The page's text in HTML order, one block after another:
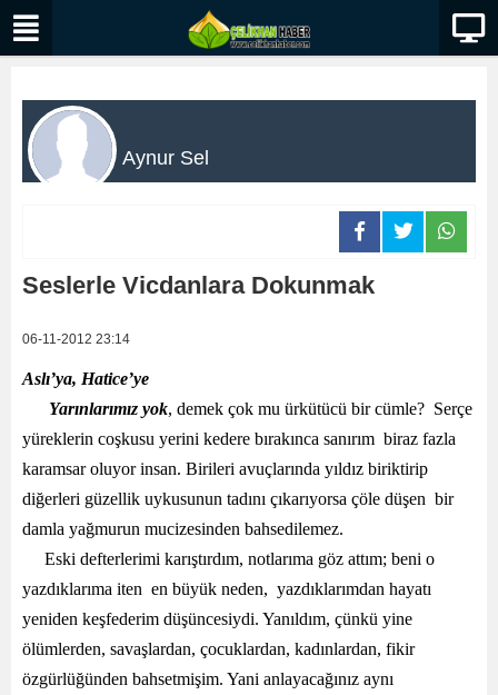
Aynur Sel
Seslerle Vicdanlara Dokunmak
06-11-2012 23:14
Aslı’ya, Hatice’ye
Yarınlarımız yok, demek çok mu ürkütücü bir cümle? Serçe
yüreklerin coşkusu yerini kedere bırakınca sanırım biraz fazla
karamsar oluyor insan. Birileri avuçlarında yıldız biriktirip
diğerleri güzellik uykusunun tadını çıkarıyorsa çöle düşen bir
damla yağmurun mucizesinden bahsedilemez.
Eski defterlerimi karıştırdım, notlarıma göz attım; beni o
yazdıklarıma iten en büyük neden, yazdıklarımdan hayatı
yeniden keşfederim düşüncesiydi. Yanıldım, çünkü yine
ölümlerden, savaşlardan, çocuklardan, kadınlardan, fikir
özgürlüğünden bahsetmişim. Yani anlayacağınız aynı